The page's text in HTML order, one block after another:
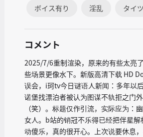
ボイス有り 淫乱 タイ
コメント
2025/7/6重制渲染，原来的有些太亮
些场景更像水下。新版高清下载 HD
误会，i珂tv今日谜语人新闻：多年以
诺堡找漂泊者被认为图谋不轨拒之门
（笑）。标题仅作引流，实际应为
女人。b站的销冠不乐得已经把伴星
动傻乐，真的很开心。上次说要休息